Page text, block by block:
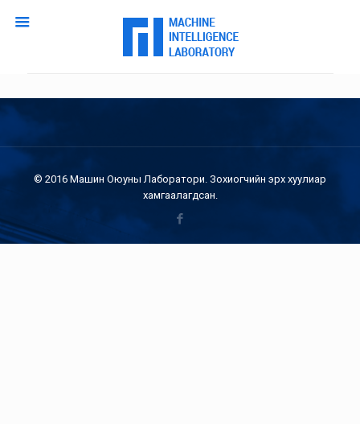
© 2016 Машин Оюуны Лаборатори. Зохиогчийн эрх хуулиар
хамгаалагдсан.